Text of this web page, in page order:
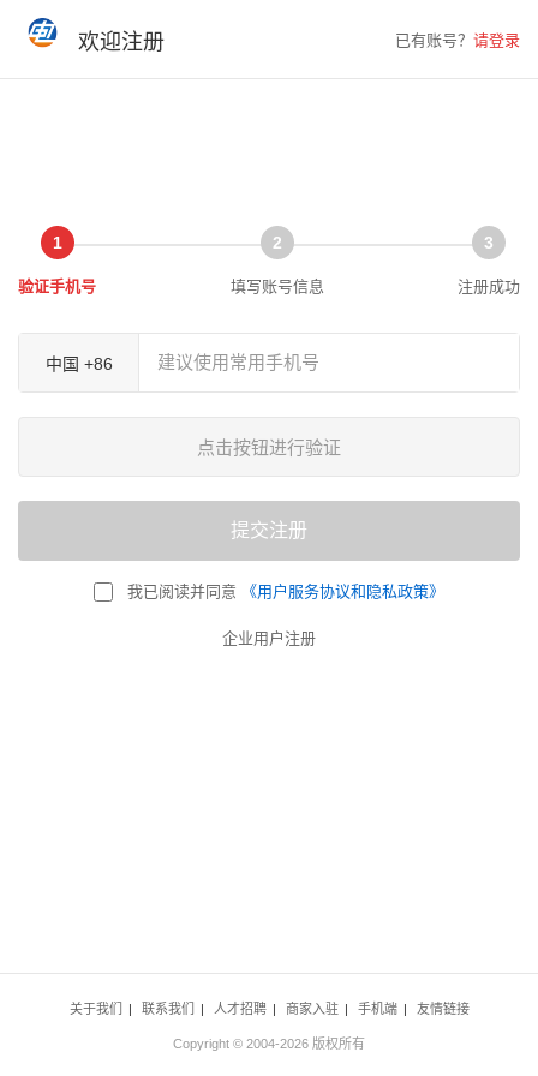
欢迎注册 已有账号？ 请登录
1
验证手机号
2
填写账号信息
3
注册成功
中国 +86
点击按钮进行验证
提交注册
我已阅读并同意 《用户服务协议和隐私政策》
企业用户注册
关于我们 | 联系我们 | 人才招聘 | 商家入驻 | 手机端 | 友情链接
Copyright © 2004-2026 版权所有